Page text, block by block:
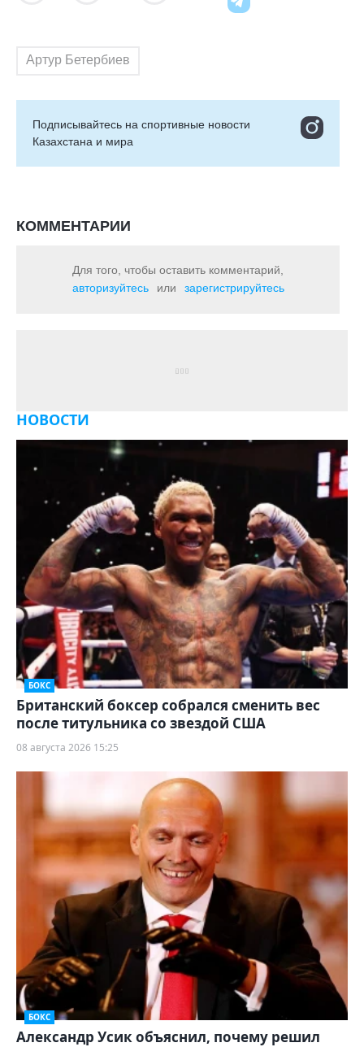
Артур Бетербиев
Подписывайтесь на cпортивные новости
Казахстана и мира
КОММЕНТАРИИ
Для того, чтобы оставить комментарий,
авторизуйтесь
или зарегистрируйтесь
НОВОСТИ
БОКС
Британский боксер собрался сменить вес
после титульника со звездой США
08 августа 2026 15:25
БОКС
Александр Усик объяснил, почему решил